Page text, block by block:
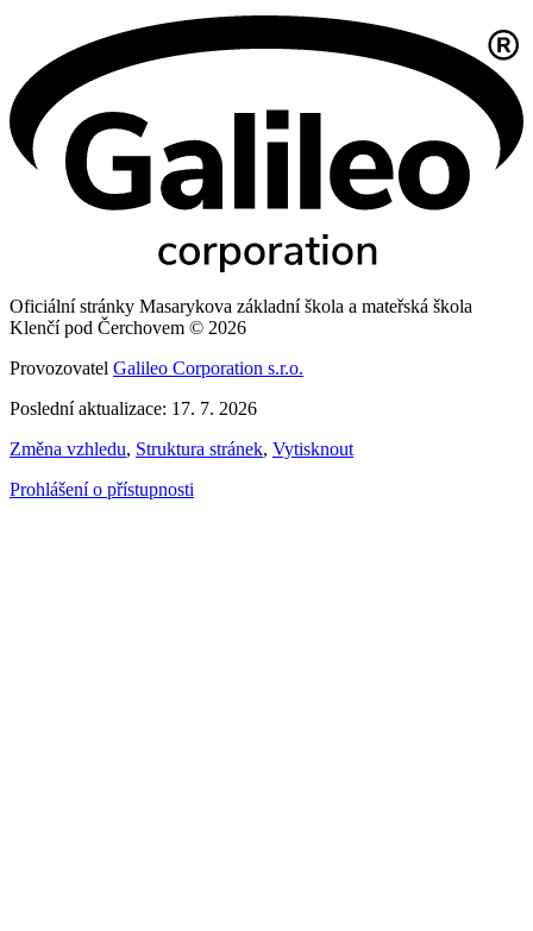
Oficiální stránky Masarykova základní škola a mateřská škola
Klenčí pod Čerchovem © 2026
Provozovatel Galileo Corporation s.r.o.
Poslední aktualizace: 17. 7. 2026
Změna vzhledu, Struktura stránek, Vytisknout
Prohlášení o přístupnosti